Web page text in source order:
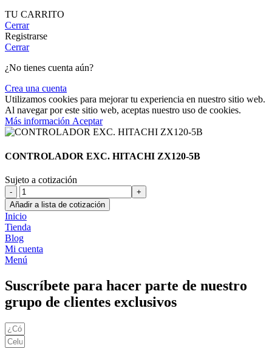
TU CARRITO
Cerrar
Registrarse
Cerrar
¿No tienes cuenta aún?
Crea una cuenta
Utilizamos cookies para mejorar tu experiencia en nuestro sitio web.
Al navegar por este sitio web, aceptas nuestro uso de cookies.
Más información Más
información
Aceptar
CONTROLADOR EXC. HITACHI ZX120-5B
Sujeto a cotización
CONTROLADOR
EXC.
HITACHI
ZX120-
5B
cantidad
Añadir a lista de cotización
Inicio
Tienda
Blog
Mi cuenta
Menú
Suscríbete para hacer parte de nuestro
grupo de clientes exclusivos